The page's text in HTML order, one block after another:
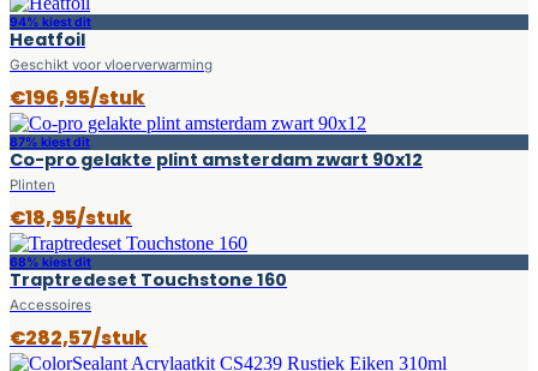
94% kiest dit
Heatfoil
Geschikt voor vloerverwarming
€196,95/stuk
87% kiest dit
Co-pro gelakte plint amsterdam zwart 90x12
Plinten
€18,95/stuk
68% kiest dit
Traptredeset Touchstone 160
Accessoires
€282,57/stuk